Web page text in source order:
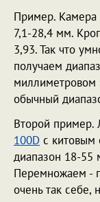
Пример. Камера
7,1-28,4 мм.
3,93. Так что
получаем
миллиметровом
обычный
Второй пример.
100D с китовым
диапазон 18-55
Перемножаем -
очень так себе,